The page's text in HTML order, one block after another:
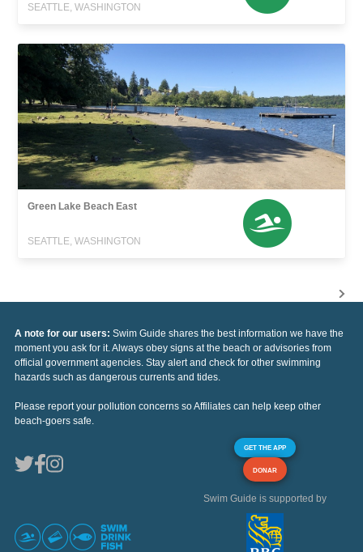
SEATTLE, WASHINGTON
Green Lake Beach East
SEATTLE, WASHINGTON
A note for our users: Swim Guide shares the best information we have the
moment you ask for it. Always obey signs at the beach or advisories from
official government agencies. Stay alert and check for other swimming
hazards such as dangerous currents and tides.
Please report your pollution concerns so Affiliates can help keep other
beach-goers safe.
GET THE APP
DONAR
Swim Guide is supported by